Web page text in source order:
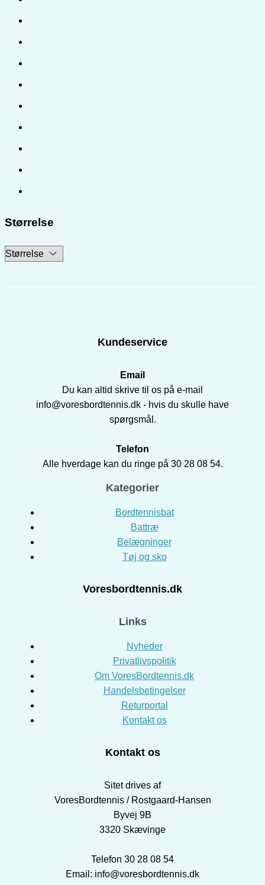
Størrelse
Kundeservice
Email
Du kan altid skrive til os på e-mail
info@voresbordtennis.dk - hvis du skulle have
spørgsmål.
Telefon
Alle hverdage kan du ringe på 30 28 08 54.
Kategorier
Bordtennisbat
Battræ
Belægninger
Tøj og sko
Voresbordtennis.dk
Links
Nyheder
Privatlivspolitik
Om VoresBordtennis.dk
Handelsbetingelser
Returportal
Kontakt os
Kontakt os
Sitet drives af
VoresBordtennis / Rostgaard-Hansen
Byvej 9B
3320 Skævinge
Telefon 30 28 08 54
Email: info@voresbordtennis.dk